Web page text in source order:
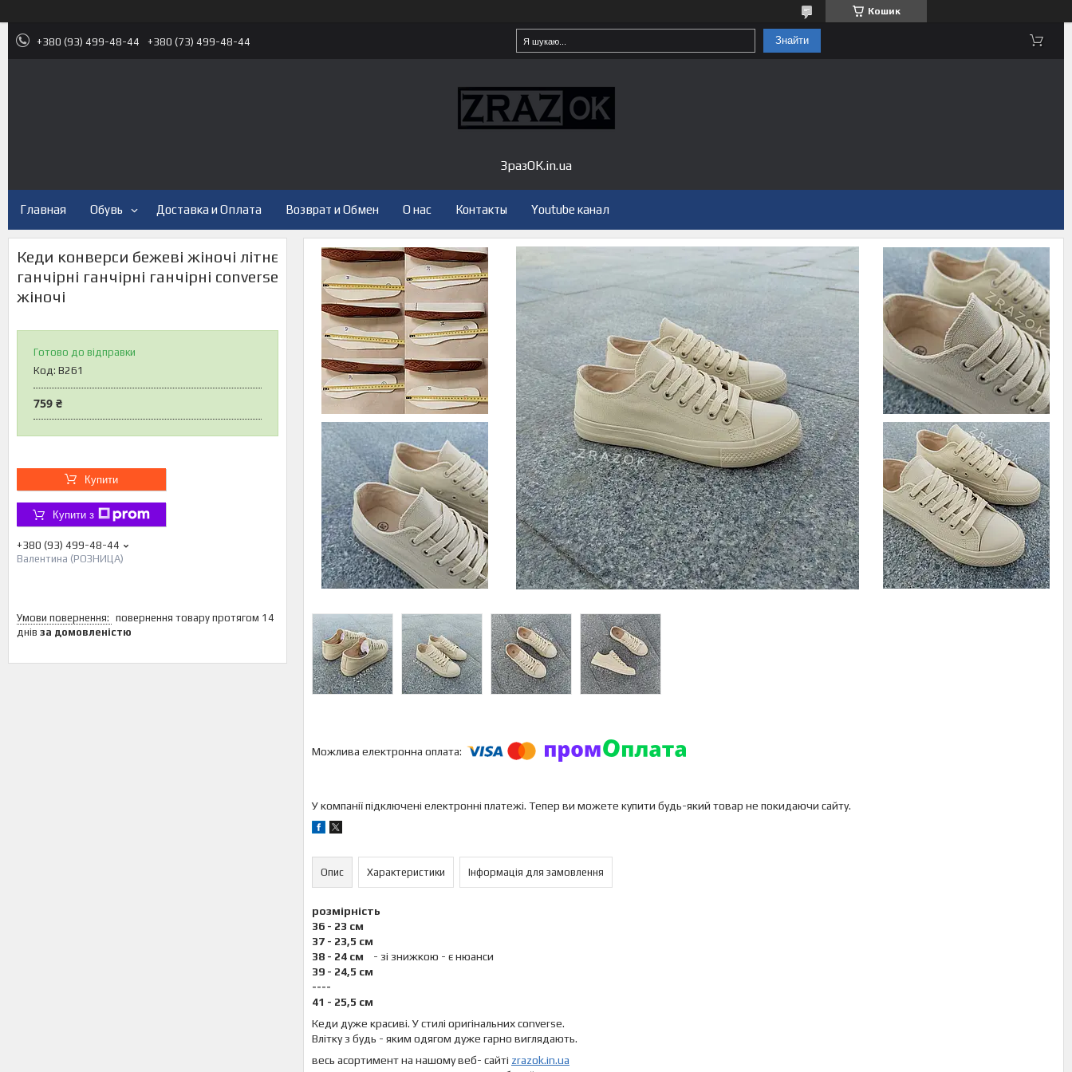
Кошик
+380 (93) 499-48-44 +380 (73) 499-48-44 Знайти
ЗразОК.in.ua
Главная Обувь Доставка и Оплата Возврат и Обмен О нас Контакты Youtube канал
Кеди конверси бежеві жіночі літнє
ганчірні ганчірні ганчірні сonverse
жіночі
Готово до відправки
Код: B261
759 ₴
Купити
Купити з
+380 (93) 499-48-44
Валентина (РОЗНИЦА)
повернення товару протягом 14
днів за домовленістю
У компанії підключені електронні платежі. Тепер ви можете купити будь-який товар не покидаючи сайту.
Опис Характеристики Інформація для замовлення
розмірність
36 - 23 см
37 - 23,5 см
38 - 24 см - зі знижкою - є нюанси
39 - 24,5 см
----
41 - 25,5 см
Кеди дуже красиві. У стилі оригінальних converse.
Влітку з будь - яким одягом дуже гарно виглядають.
весь асортимент на нашому веб- сайті zrazok.in.ua